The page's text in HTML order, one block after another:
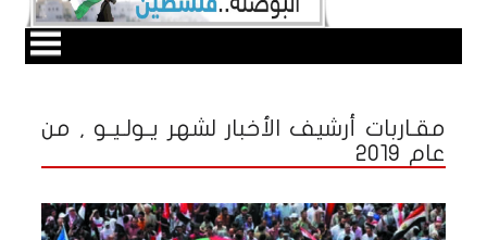
مقـاربات أرشيف الأخبار لشهر يـولـيـو , من
عام 2019